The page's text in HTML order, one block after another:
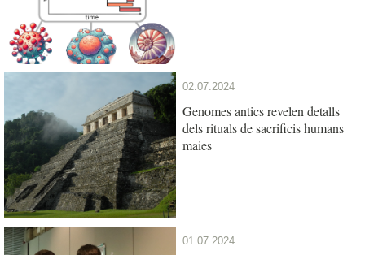
02.07.2024
Genomes antics revelen detalls
dels rituals de sacrificis humans
maies
01.07.2024